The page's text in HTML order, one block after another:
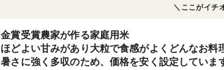
＼ここがイチ
金賞受賞農家が作る家庭用米
ほどよい甘みがあり大粒で食感がよくどんなお料
暑さに強く多収のため、価格を安く設定していま